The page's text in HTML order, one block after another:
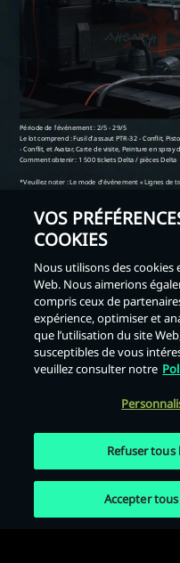
VOS
COOKIES
Nous utilisons des
Web. Nous aimerions
compris ceux de
expérience, optimiser et
que l’utilisation du site
susceptibles de vous
veuillez consulter notre
Refuser tous
Accepter